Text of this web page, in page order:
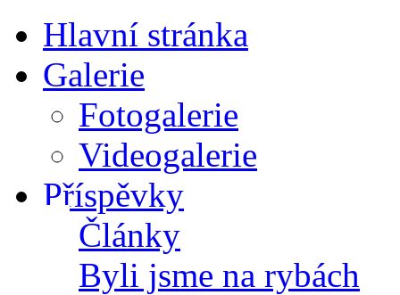
Hlavní stránka
Galerie
Fotogalerie
Videogalerie
Příspěvky
Články
Byli jsme na rybách